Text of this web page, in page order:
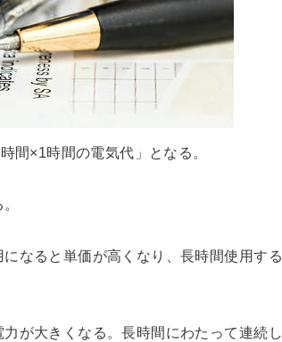
間×1時間の電気代」となる。
なると単価が高くなり、長時間使用する
が大きくなる。長時間にわたって連続し